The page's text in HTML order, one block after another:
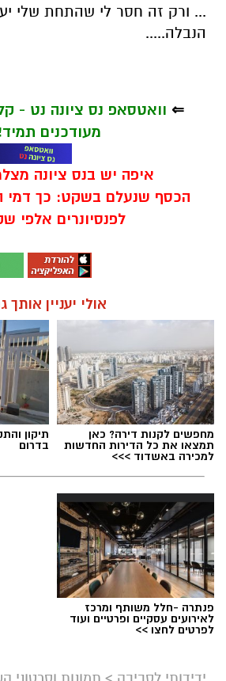
... ורק זה חסר לי שהתחת שלי
הנבלה.....
⇐ וואטסאפ נס ציונה נט -
מעודכנים תמיד!
איפה יש בנס ציונה
הכסף שנעלם בשקט: כך דמי
לפנסיונרים אלפי
אולי יעניין אותך
מחפשים לקנות דירה? כאן
תמצאו את כל הדירות החדשות
למכירה באשדוד >>>
תיקון
בדרום
פנתרה -חלל משותף ומרכז
לאירועים עסקיים ופרטיים ועוד
לפרטים לחצו >>